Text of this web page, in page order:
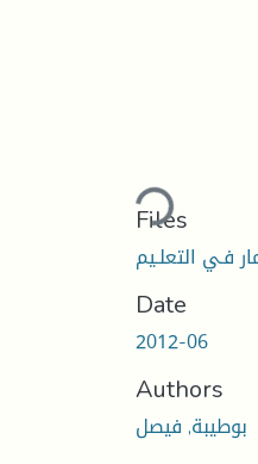
Loading...
Files
Date
2012-06
Authors
بوطيبة, فيصل